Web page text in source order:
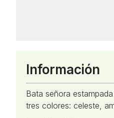
Información
Bata señora
tres colores: celeste,